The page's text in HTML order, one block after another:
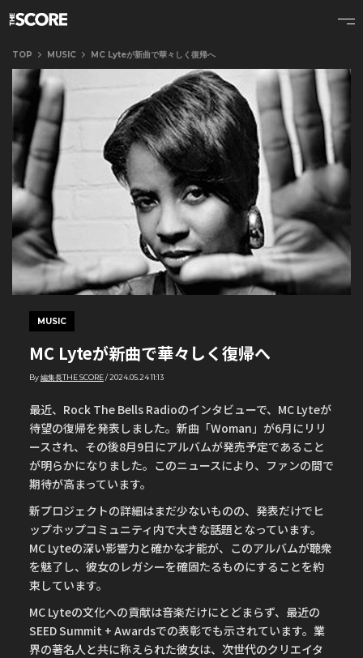
TOP MUSIC MC Lyteが新曲で華々しく復帰へ
MUSIC
MC Lyteが新曲で華々しく復帰へ
By編集長THE SCORE/2024.05.24 11:13
最近、Rock The Bells Radioのインタビューで、MC Lyteが
待望の復帰を発表しました。新曲「Woman」が6月にリリ
ースされ、その後8月9日にアルバムが発売予定であること
が明らかになりました。このニュースにより、ファンの間で
期待が高まっています。
新プロジェクトの詳細はまだ少ないものの、発表だけでヒ
ップホップコミュニティ内で大きな話題となっています。
MC Lyteの深い影響力と確かな才能が、このアルバムが聴衆
を魅了し、彼女のレガシーを確固たるものにすることを約
束しています。
MC Lyteの文化への貢献は音楽だけにとどまらず、最近の
SEED Summit + Awardsでの表彰でも示されています。業
界の著名人と共に称えられた彼女は、次世代のクリエイタ